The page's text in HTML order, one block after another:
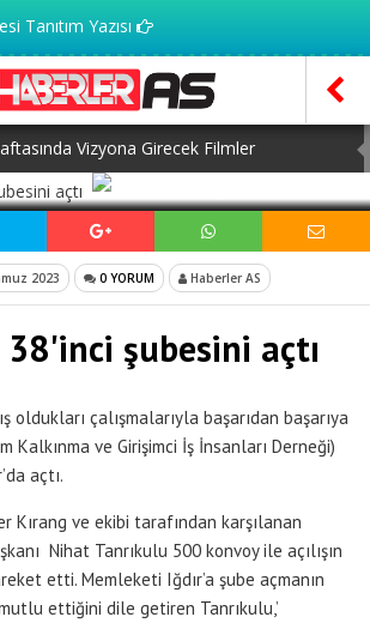
Tanıtım Yazısı
Vizyona Girecek Filmler
Sağlam Tek Rumeli Tv’de Marka Atölyesi
Oldu
Hizmetlerini Dönüştürüyor
İçin Neden Türkiye’ye Geliyor?
Yağ Vermek mi? Aynı Şey Sanıyoruz Ama
MEDYADA PAYLAŞ
2023 0 YORUM Haberler AS
38'inci şubesini açtı
oldukları çalışmalarıyla başarıdan başarıya
Kalkınma ve Girişimci İş İnsanları Derneği)
açtı.
Kırang ve ekibi tarafından karşılanan
Nihat Tanrıkulu 500 konvoy ile açılışın
etti. Memleketi Iğdır’a şube açmanın
ettiğini dile getiren Tanrıkulu,’